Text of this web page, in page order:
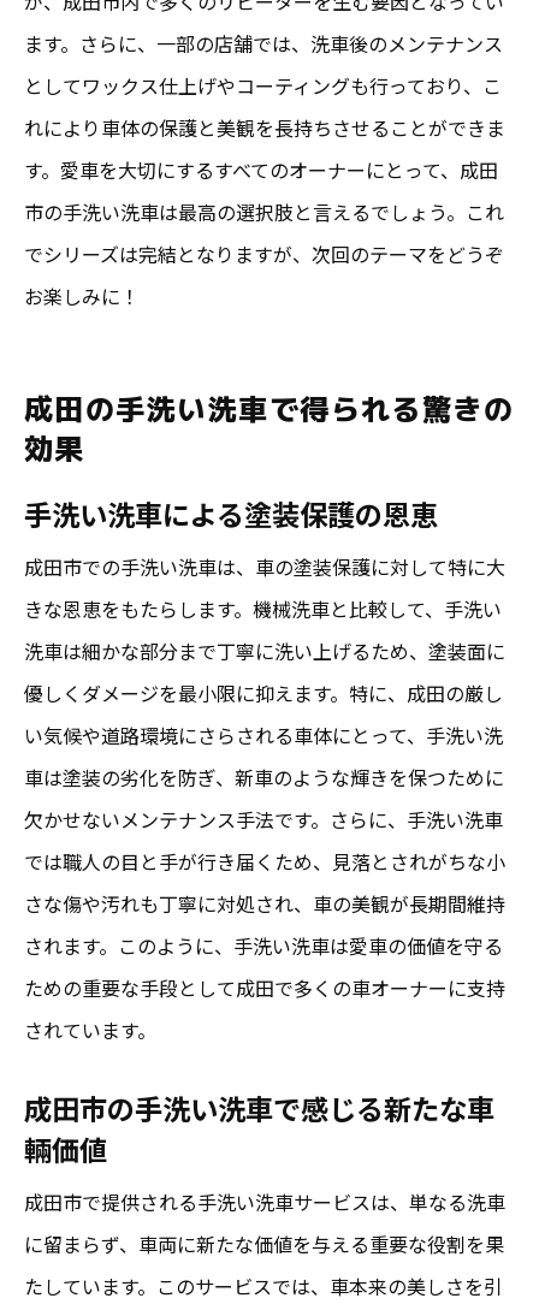
ます。さらに、一部の店舗では、洗車後のメンテナンス
としてワックス仕上げやコーティングも行っており、こ
れにより車体の保護と美観を長持ちさせることができま
す。愛車を大切にするすべてのオーナーにとって、成田
市の手洗い洗車は最高の選択肢と言えるでしょう。これ
でシリーズは完結となりますが、次回のテーマをどうぞ
お楽しみに！
成田の手洗い洗車で得られる驚きの
効果
手洗い洗車による塗装保護の恩恵
成田市での手洗い洗車は、車の塗装保護に対して特に大
きな恩恵をもたらします。機械洗車と比較して、手洗い
洗車は細かな部分まで丁寧に洗い上げるため、塗装面に
優しくダメージを最小限に抑えます。特に、成田の厳し
い気候や道路環境にさらされる車体にとって、手洗い洗
車は塗装の劣化を防ぎ、新車のような輝きを保つために
欠かせないメンテナンス手法です。さらに、手洗い洗車
では職人の目と手が行き届くため、見落とされがちな小
さな傷や汚れも丁寧に対処され、車の美観が長期間維持
されます。このように、手洗い洗車は愛車の価値を守る
ための重要な手段として成田で多くの車オーナーに支持
されています。
成田市の手洗い洗車で感じる新たな車
輛価値
成田市で提供される手洗い洗車サービスは、単なる洗車
に留まらず、車両に新たな価値を与える重要な役割を果
たしています。このサービスでは、車本来の美しさを引